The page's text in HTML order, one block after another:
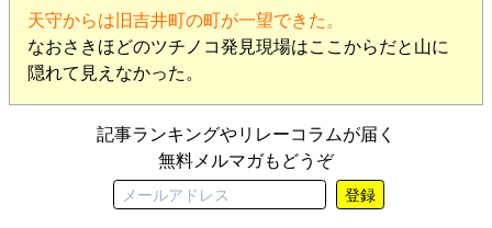
天守からは旧吉井町の町が一望できた。
なおさきほどのツチノコ発見現場はここからだと山に
隠れて見えなかった。
記事ランキングやリレーコラムが届く
無料メルマガもどうぞ
登録